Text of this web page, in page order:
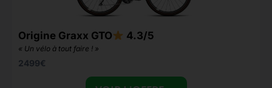
Origine Graxx GTO 4.3/5
« Un vélo à tout faire ! »
2499€